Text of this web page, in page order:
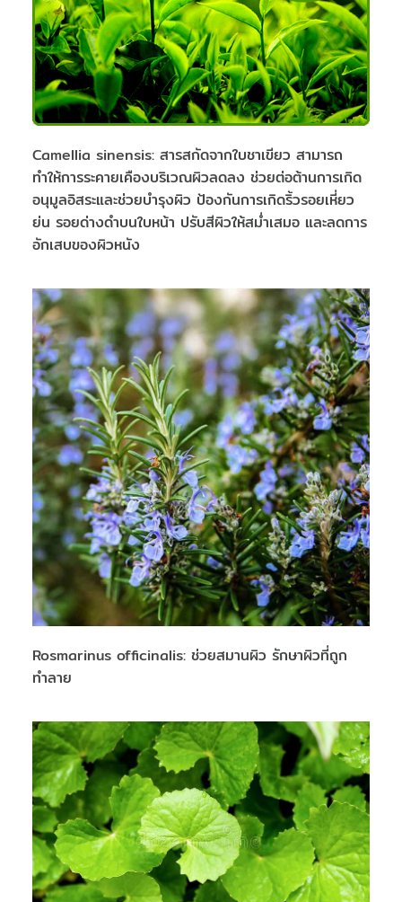
Camellia sinensis: สารสกัดจากใบชาเขียว สามารถ
ทำให้การระคายเคืองบริเวณผิวลดลง ช่วยต่อต้านการเกิด
อนุมูลอิสระและช่วยบำรุงผิว ป้องกันการเกิดริ้วรอยเหี่ยว
ย่น รอยด่างดำบนใบหน้า ปรับสีผิวให้สม่ำเสมอ และลดการ
อักเสบของผิวหนัง
Rosmarinus officinalis: ช่วยสมานผิว รักษาผิวที่ถูก
ทำลาย